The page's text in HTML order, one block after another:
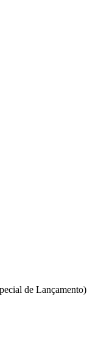
de Lançamento)